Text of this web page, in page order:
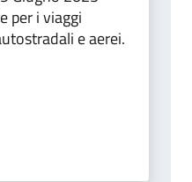
per i viaggi
e aerei.